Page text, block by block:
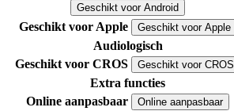
Geschikt voor Android
Geschikt voor Apple Geschikt voor Apple
Audiologisch
Geschikt voor CROS
Geschikt voor CROS
Extra functies
Online aanpasbaar
Online aanpasbaar